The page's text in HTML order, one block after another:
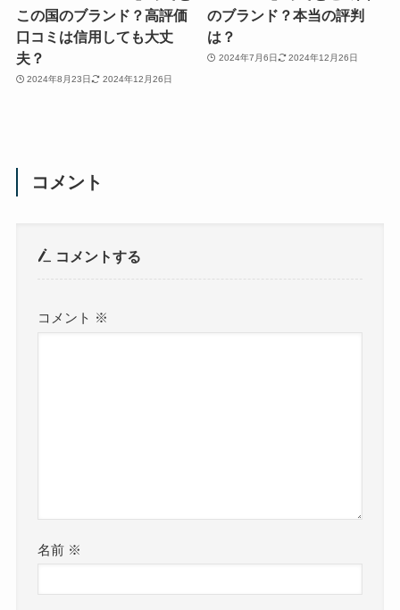
この国のブランド？高評価
口コミは信用しても大丈
夫？
2024年8月23日 2024年12月26日
のブランド？本当の評判
は？
2024年7月6日 2024年12月26日
コメント
コメントする
コメント ※
名前 ※